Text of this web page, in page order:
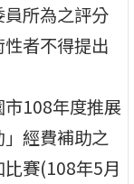
所為之評分
者不得提出
108年度推展
經費補助之
賽(108年5月